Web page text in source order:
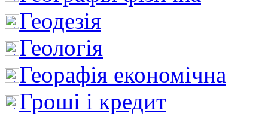
Геодезія
Геологія
Георафія економічна
Гроші і кредит